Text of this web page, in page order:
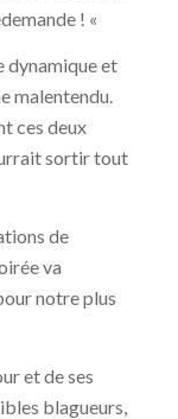
! «
dynamique et
malentendu.
ces deux
sortir tout
de
va
notre plus
et de ses
blagueurs,